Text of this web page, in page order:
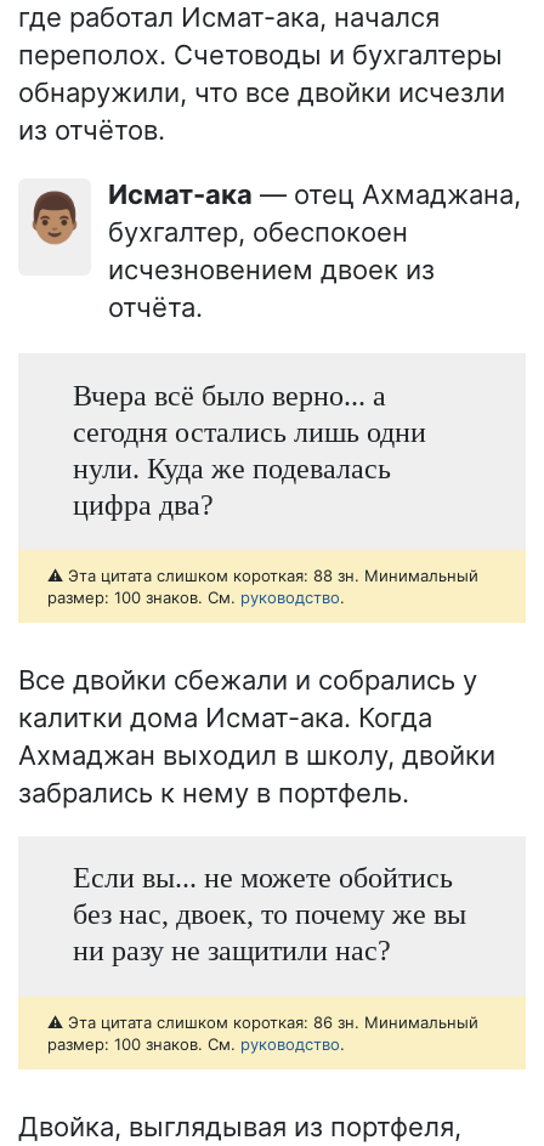
где работал Исмат-ака, начался
переполох. Счетоводы и бухгалтеры
обнаружили, что все двойки исчезли
из отчётов.
👨🏽 Исмат-ака — отец Ахмаджана,
бухгалтер, обеспокоен
исчезновением двоек из
отчёта.
Вчера всё было верно... а
сегодня остались лишь одни
нули. Куда же подевалась
цифра два?
⚠️ Эта цитата слишком короткая: 88 зн. Минимальный
размер: 100 знаков. См. руководство.
Все двойки сбежали и собрались у
калитки дома Исмат-ака. Когда
Ахмаджан выходил в школу, двойки
забрались к нему в портфель.
Если вы... не можете обойтись
без нас, двоек, то почему же вы
ни разу не защитили нас?
⚠️ Эта цитата слишком короткая: 86 зн. Минимальный
размер: 100 знаков. См. руководство.
Двойка, выглядывая из портфеля,